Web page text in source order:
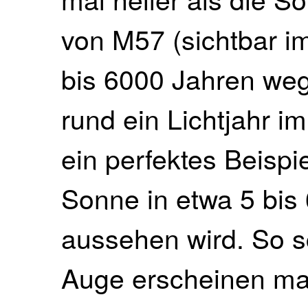
von M57 (sichtbar
bis 6000 Jahren
rund ein Lichtjahr
ein perfektes
Sonne in etwa 5
aussehen wird. So
Auge erscheinen